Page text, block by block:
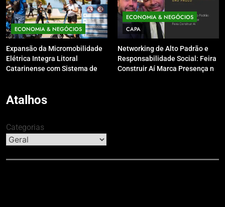
ECONOMIA & NEGÓCIOS
Expansão da Micromobilidade
Elétrica Integra Litoral
Catarinense com Sistema de
ECONOMIA & NEGÓCIOS
CAPA
Networking de Alto Padrão e
Responsabilidade Social: Feira
Construir Aí Marca Presença no
Atalhos
Categorias